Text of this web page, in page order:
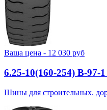
Ваша цена - 12 030 руб
6.25-10(160-254) В-
Шины для строительных.